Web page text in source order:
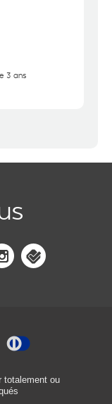
3 ans
totalement ou